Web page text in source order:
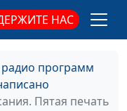
НАС
программ
Пятая печать
Синявин,
#18
Синявин,
#16